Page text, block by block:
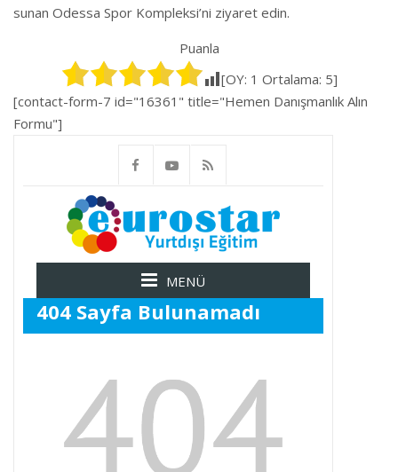
sunan Odessa Spor Kompleksi’ni ziyaret edin.
Puanla
[OY: 1 Ortalama: 5]
[contact-form-7 id="16361" title="Hemen Danışmanlık Alın
Formu"]